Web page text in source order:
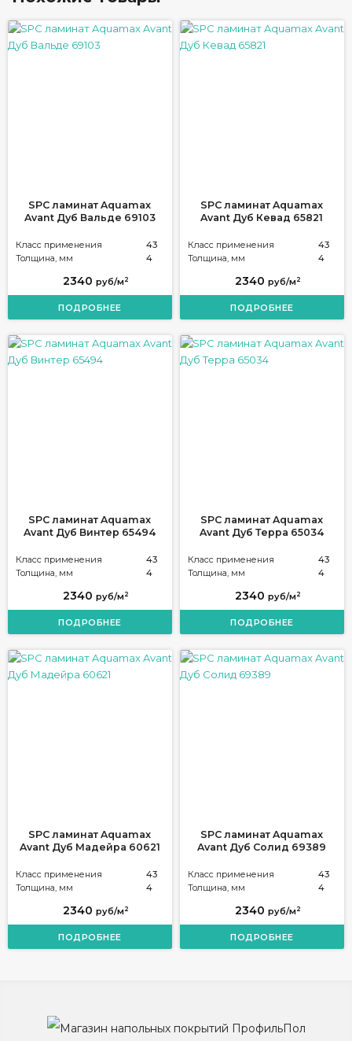
SPC ламинат Aquamax
Avant Дуб Вальде 69103
Класс применения
43
Толщина, мм
4
2340 руб/м 2
ПОДРОБНЕЕ
SPC ламинат Aquamax
Avant Дуб Кевад 65821
Класс применения
43
Толщина, мм
4
2340 руб/м 2
ПОДРОБНЕЕ
SPC ламинат Aquamax
Avant Дуб Винтер 65494
Класс применения
43
Толщина, мм
4
2340 руб/м 2
ПОДРОБНЕЕ
SPC ламинат Aquamax
Avant Дуб Терра 65034
Класс применения
43
Толщина, мм
4
2340 руб/м 2
ПОДРОБНЕЕ
SPC ламинат Aquamax
Avant Дуб Мадейра 60621
Класс применения
43
Толщина, мм
4
2340 руб/м 2
ПОДРОБНЕЕ
SPC ламинат Aquamax
Avant Дуб Солид 69389
Класс применения
43
Толщина, мм
4
2340 руб/м 2
ПОДРОБНЕЕ